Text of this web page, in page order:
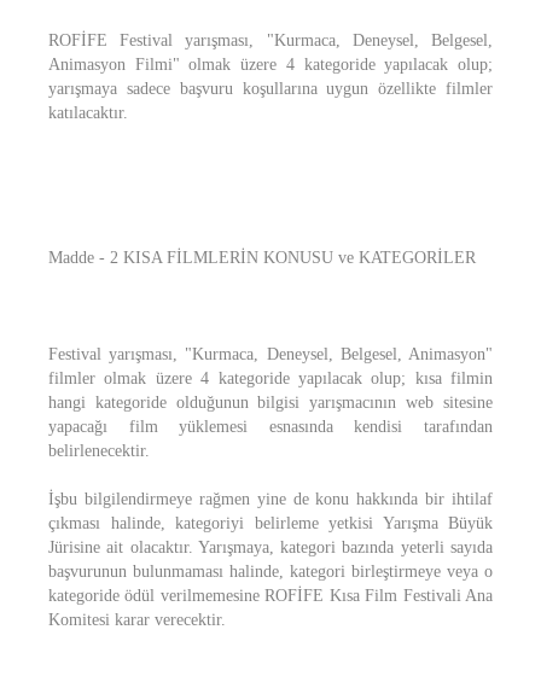
ROFİFE Festival yarışması, "Kurmaca, Deneysel, Belgesel,
Animasyon Filmi" olmak üzere 4 kategoride yapılacak olup;
yarışmaya sadece başvuru koşullarına uygun özellikte filmler
katılacaktır.
Madde - 2 KISA FİLMLERİN KONUSU ve KATEGORİLER
Festival yarışması, "Kurmaca, Deneysel, Belgesel, Animasyon"
filmler olmak üzere 4 kategoride yapılacak olup; kısa filmin
hangi kategoride olduğunun bilgisi yarışmacının web sitesine
yapacağı film yüklemesi esnasında kendisi tarafından
belirlenecektir.
İşbu bilgilendirmeye rağmen yine de konu hakkında bir ihtilaf
çıkması halinde, kategoriyi belirleme yetkisi Yarışma Büyük
Jürisine ait olacaktır. Yarışmaya, kategori bazında yeterli sayıda
başvurunun bulunmaması halinde, kategori birleştirmeye veya o
kategoride ödül verilmemesine ROFİFE Kısa Film Festivali Ana
Komitesi karar verecektir.